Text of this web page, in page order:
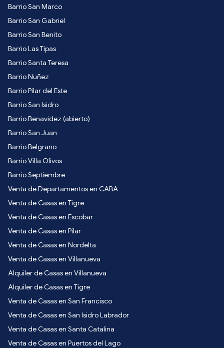
Barrio San Marco
Barrio San Gabriel
Barrio San Benito
Barrio Las Tipas
Barrio Santa Teresa
Barrio Nuñez
Barrio Pilar del Este
Barrio San Isidro
Barrio Benavidez (abierto)
Barrio San Juan
Barrio Belgrano
Barrio Villa Olivos
Barrio Septiembre
Venta de Departamentos en CABA
Venta de Casas en Tigre
Venta de Casas en Escobar
Venta de Casas en Pilar
Venta de Casas en Nordelta
Venta de Casas en Villanueva
Alquiler de Casas en Villanueva
Alquiler de Casas en Tigre
Venta de Casas en San Francisco
Venta de Casas en San Isidro Labrador
Venta de Casas en Santa Catalina
Venta de Casas en Puertos del Lago